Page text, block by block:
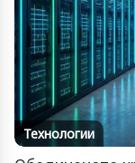
Технологии